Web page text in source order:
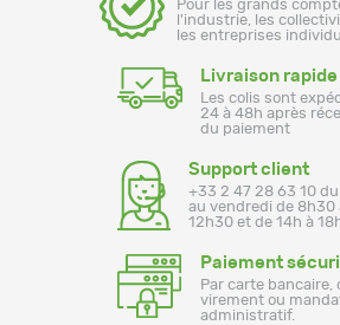
Pour les grands
l'industrie, les
les entreprises
Livraison rapide
Les colis sont
24 à 48h après
du paiement
Support client
+33 2 47 28 63 10
au vendredi de 8h30
12h30 et de 14h à
Paiement
Par carte bancaire,
virement ou
administratif.